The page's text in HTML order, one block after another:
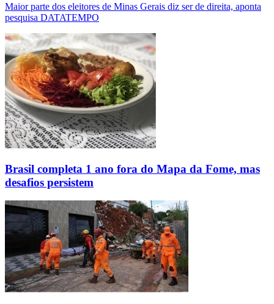
Maior parte dos eleitores de Minas Gerais diz ser de direita, aponta
pesquisa DATATEMPO
Brasil completa 1 ano fora do Mapa da Fome, mas
desafios persistem